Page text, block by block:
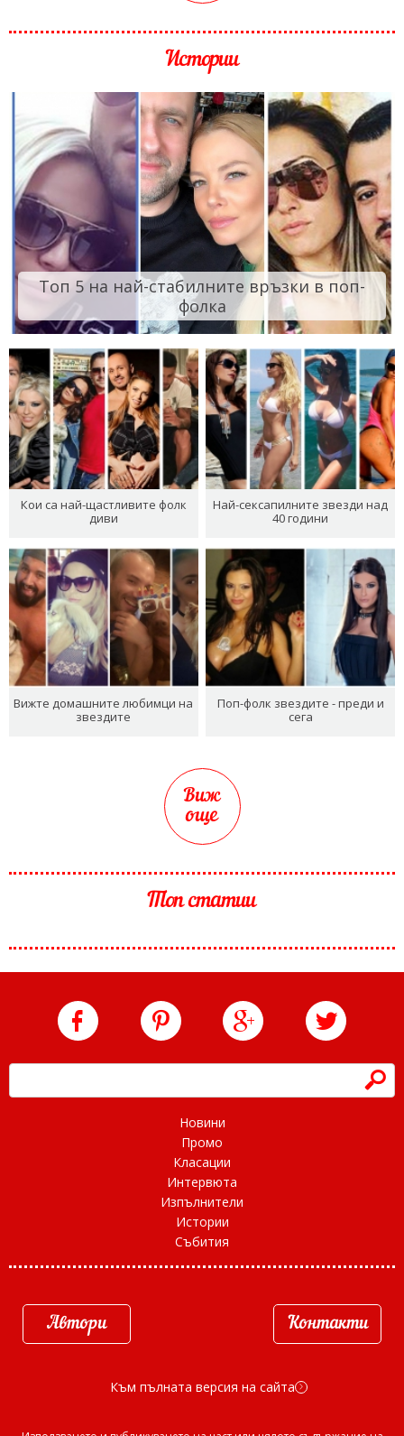
Истории
Топ 5 на най-стабилните връзки в поп-
фолка
Кои са най-щастливите фолк
диви
Най-сексапилните звезди над
40 години
Вижте домашните любимци на
звездите
Поп-фолк звездите - преди и
сега
Виж
още
Топ статии
h
Новини
Промо
Класации
Интервюта
Изпълнители
Истории
Събития
Автори Контакти
Към пълната версия на сайта d